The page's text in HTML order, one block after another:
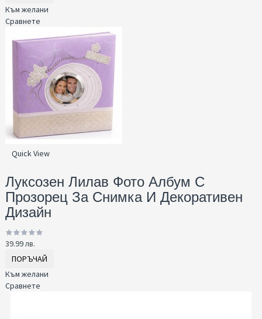
Към желани
Сравнете
Quick View
Луксозен Лилав Фото Албум С
Прозорец За Снимка И Декоративен
Дизайн
39.99 лв.
ПОРЪЧАЙ
Към желани
Сравнете